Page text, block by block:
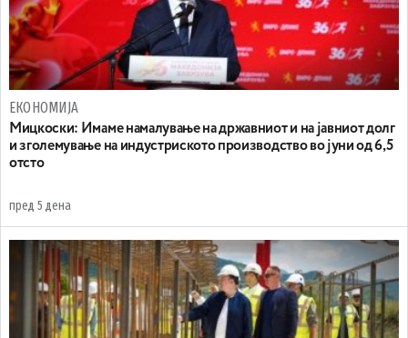
ЕКОНОМИЈА
Mицкоски: Имаме намалување на државниот и на јавниот долг
и зголемување на индустриското производство во јуни од 6,5
отсто
пред 5 дена